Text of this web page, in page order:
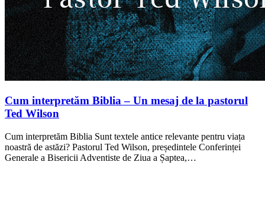
Cum interpretăm Biblia – Un mesaj de la pastorul
Ted Wilson
Cum interpretăm Biblia Sunt textele antice relevante pentru viața
noastră de astăzi? Pastorul Ted Wilson, președintele Conferinței
Generale a Bisericii Adventiste de Ziua a Șaptea,…